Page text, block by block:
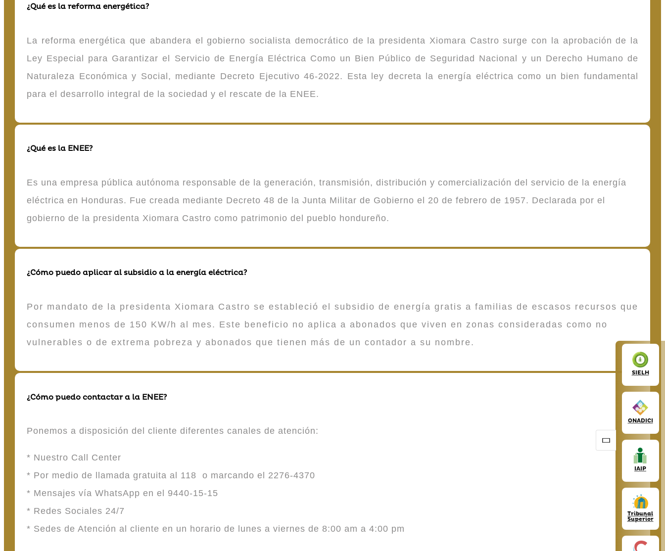
SIELH
ONADICI
IAIP
Tribunal
Superior
¿Qué es la reforma energética?
La reforma energética que abandera el gobierno socialista democrático de la presidenta Xiomara Castro surge con la aprobación de la
Ley Especial para Garantizar el Servicio de Energía Eléctrica Como un Bien Público de Seguridad Nacional y un Derecho Humano de
Naturaleza Económica y Social, mediante Decreto Ejecutivo 46-2022. Esta ley decreta la energía eléctrica como un bien fundamental
para el desarrollo integral de la sociedad y el rescate de la ENEE.
¿Qué es la ENEE?
Es una empresa pública autónoma responsable de la generación, transmisión, distribución y comercialización del servicio de la energía
eléctrica en Honduras. Fue creada mediante Decreto 48 de la Junta Militar de Gobierno el 20 de febrero de 1957. Declarada por el
gobierno de la presidenta Xiomara Castro como patrimonio del pueblo hondureño.
¿Cómo puedo aplicar al subsidio a la energía eléctrica?
Por mandato de la presidenta Xiomara Castro se estableció el subsidio de energía gratis a familias de escasos recursos que
consumen menos de 150 KW/h al mes. Este beneficio no aplica a abonados que viven en zonas consideradas como no
vulnerables o de extrema pobreza y abonados que tienen más de un contador a su nombre.
¿Cómo puedo contactar a la ENEE?
Ponemos a disposición del cliente diferentes canales de atención:
* Nuestro Call Center
* Por medio de llamada gratuita al 118 o marcando el 2276-4370
* Mensajes vía WhatsApp en el 9440-15-15
* Redes Sociales 24/7
* Sedes de Atención al cliente en un horario de lunes a viernes de 8:00 am a 4:00 pm